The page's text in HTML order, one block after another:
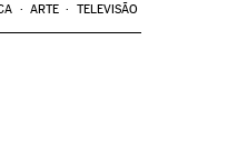
ARTE TELEVISÃO